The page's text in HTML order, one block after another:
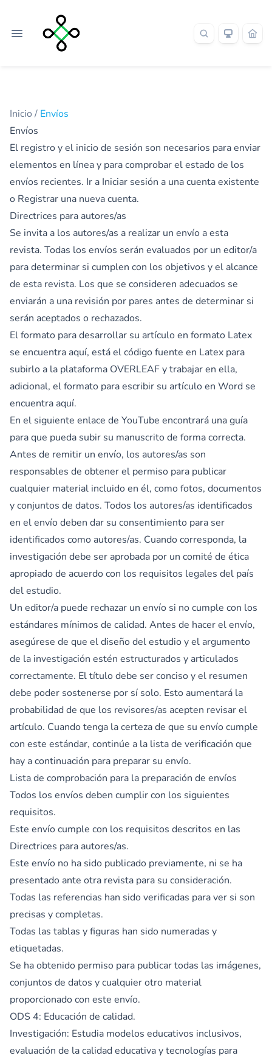
Inicio / Envíos
Envíos
El registro y el inicio de sesión son necesarios para enviar
elementos en línea y para comprobar el estado de los
envíos recientes. Ir a Iniciar sesión a una cuenta existente
o Registrar una nueva cuenta.
Directrices para autores/as
Se invita a los autores/as a realizar un envío a esta
revista. Todas los envíos serán evaluados por un editor/a
para determinar si cumplen con los objetivos y el alcance
de esta revista. Los que se consideren adecuados se
enviarán a una revisión por pares antes de determinar si
serán aceptados o rechazados.
El formato para desarrollar su artículo en formato Latex
se encuentra aquí, está el código fuente en Latex para
subirlo a la plataforma OVERLEAFy trabajar en ella,
adicional, el formato para escribir su artículo en Word se
encuentra aquí.
En el siguiente enlace de YouTube encontrará una guía
para que pueda subir su manuscrito de forma correcta.
Antes de remitir un envío, los autores/as son
responsables de obtener el permiso para publicar
cualquier material incluido en él, como fotos, documentos
y conjuntos de datos. Todos los autores/as identificados
en el envío deben dar su consentimiento para ser
identificados como autores/as. Cuando corresponda, la
investigación debe ser aprobada por un comité de ética
apropiado de acuerdo con los requisitos legales del país
del estudio.
Un editor/a puede rechazar un envío si no cumple con los
estándares mínimos de calidad. Antes de hacer el envío,
asegúrese de que el diseño del estudio y el argumento
de la investigación estén estructurados y articulados
correctamente. El título debe ser conciso y el resumen
debe poder sostenerse por sí solo. Esto aumentará la
probabilidad de que los revisores/as acepten revisar el
artículo. Cuando tenga la certeza de que su envío cumple
con este estándar, continúe a la lista de verificación que
hay a continuación para preparar su envío.
Lista de comprobación para la preparación de envíos
Todos los envíos deben cumplir con los siguientes
requisitos.
Este envío cumple con los requisitos descritos en las
Directrices para autores/as.
Este envío no ha sido publicado previamente, ni se ha
presentado ante otra revista para su consideración.
Todas las referencias han sido verificadas para ver si son
precisas y completas.
Todas las tablas y figuras han sido numeradas y
etiquetadas.
Se ha obtenido permiso para publicar todas las imágenes,
conjuntos de datos y cualquier otro material
proporcionado con este envío.
ODS 4: Educación de calidad.
Investigación: Estudia modelos educativos inclusivos,
evaluación de la calidad educativa y tecnologías para